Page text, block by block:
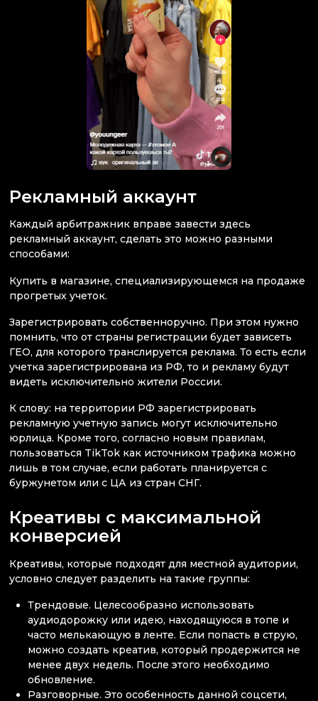
Рекламный аккаунт
Каждый арбитражник вправе завести здесь
рекламный аккаунт, сделать это можно разными
способами:
Купить в магазине, специализирующемся на продаже
прогретых учеток.
Зарегистрировать собственноручно. При этом нужно
помнить, что от страны регистрации будет зависеть
ГЕО, для которого транслируется реклама. То есть если
учетка зарегистрирована из РФ, то и рекламу будут
видеть исключительно жители России.
К слову: на территории РФ зарегистрировать
рекламную учетную запись могут исключительно
юрлица. Кроме того, согласно новым правилам,
пользоваться TikTok как источником трафика можно
лишь в том случае, если работать планируется с
буржунетом или с ЦА из стран СНГ.
Креативы с максимальной
конверсией
Креативы, которые подходят для местной аудитории,
условно следует разделить на такие группы:
Трендовые. Целесообразно использовать
аудиодорожку или идею, находящуюся в топе и
часто мелькающую в ленте. Если попасть в струю,
можно создать креатив, который продержится не
менее двух недель. После этого необходимо
обновление.
Разговорные. Это особенность данной соцсети,